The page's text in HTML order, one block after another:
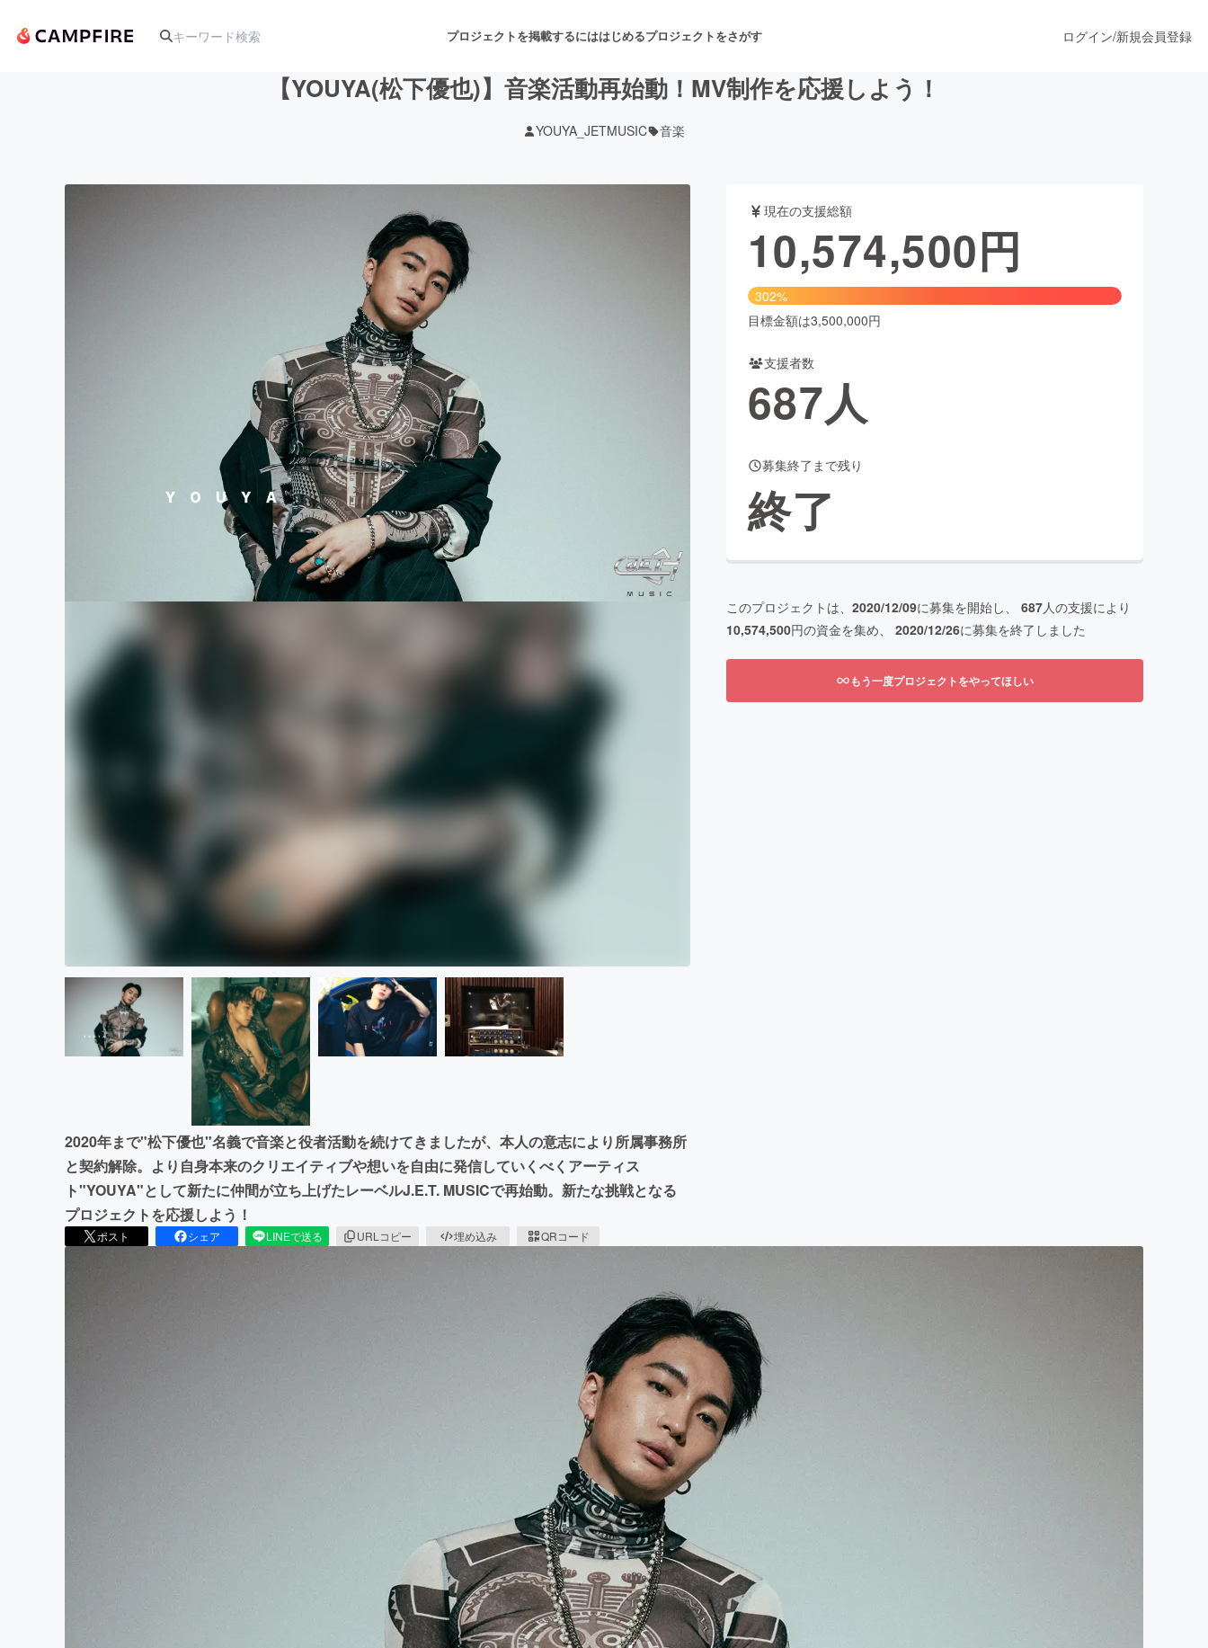
プロジェクトを掲載するにははじめるプロジェクトをさがす
音楽 舞台・パフォーマンス
ゲーム・サービス開発 ファッション
書籍・雑誌出版
チャレンジ ビューティー・ヘルスケア
まちづくり・地域活性化
CAMPFIRE for Social Good
CAMPFIREふるさと納税
ログイン/新規会員登録
【YOUYA(松下優也)】音楽活動再始動！MV制作を応援しよう！
YOUYA_JETMUSIC 音楽
2020年まで"松下優也"名義で音楽と役者活動を続けてきましたが、本人の意志により所属事務所
と契約解除。より自身本来のクリエイティブや想いを自由に発信していくべくアーティス
ト"YOUYA"として新たに仲間が立ち上げたレーベルJ.E.T. MUSICで再始動。新たな挑戦となる
プロジェクトを応援しよう！
ポスト シェア LINEで送る URLコピー 埋め込み QRコード
現在の支援総額
10,574,500円
302%
目標金額は3,500,000円
支援者数
687人
募集終了まで残り
終了
このプロジェクトは、 2020/12/09に募集を開始し、 687人の支援により
10,574,500円の資金を集め、 2020/12/26に募集を終了しました
もう一度プロジェクトをやってほしい